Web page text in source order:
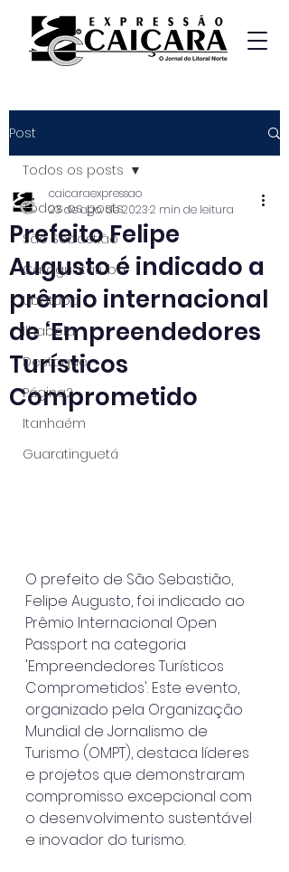
Post
Todos os posts
São Sebastião
Caraguatatuba
Ubatuba
Ilhabela
Destaque
Página2
Itanhaém
Guaratinguetá
Todos os posts
Prefeito Felipe
Augusto é indicado a
prêmio internacional
de ‘Empreendedores
Turísticos
Comprometido
caicaraexpressao
23 de ago. de 20232 min de leitura
O prefeito de São Sebastião,
Felipe Augusto, foi indicado ao
Prêmio Internacional Open
Passport na categoria
'Empreendedores Turísticos
Comprometidos'. Este evento,
organizado pela Organização
Mundial de Jornalismo de
Turismo (OMPT), destaca líderes
e projetos que demonstraram
compromisso excepcional com
o desenvolvimento sustentável
e inovador do turismo.